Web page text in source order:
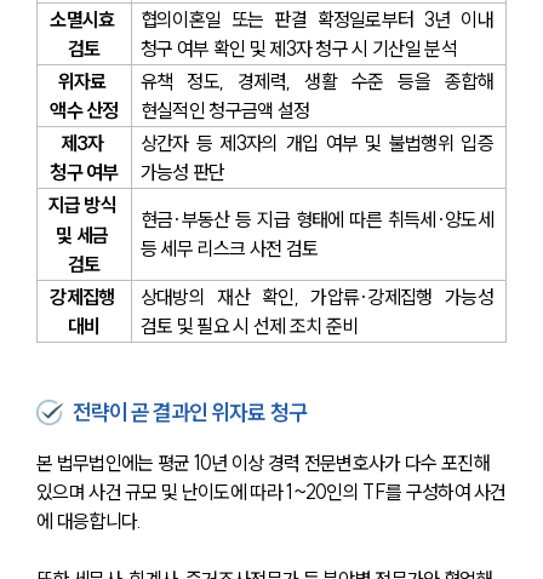
소멸시효
검토
협의이혼일 또는 판결 확정일로부터 3년 이내
청구 여부 확인 및 제3자 청구 시 기산일 분석
위자료
액수 산정
유책 정도, 경제력, 생활 수준 등을 종합해
현실적인 청구금액 설정
제3자
청구 여부
상간자 등 제3자의 개입 여부 및 불법행위 입증
가능성 판단
지급 방식
및 세금
검토
현금·부동산 등 지급 형태에 따른 취득세·양도세
등 세무 리스크 사전 검토
강제집행
대비
상대방의 재산 확인, 가압류·강제집행 가능성
검토 및 필요 시 선제 조치 준비
전략이 곧 결과인 위자료 청구
본 법무법인에는 평균 10년 이상 경력 전문변호사가 다수 포진해
있으며 사건 규모 및 난이도에 따라 1~20인의 TF를 구성하여 사건
에 대응합니다.